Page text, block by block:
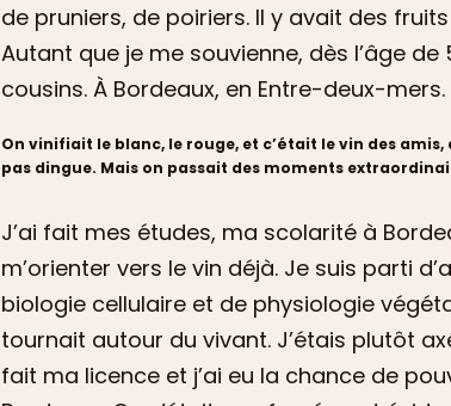
de pruniers, de poiriers. Il y avait des
Autant que je me souvienne, dès l’âge
cousins. À Bordeaux, en Entre-deux-
On vinifiait le blanc, le rouge, et c’était le vin des
pas dingue. Mais on passait des moments
J’ai fait mes études, ma scolarité à
m’orienter vers le vin déjà. Je suis parti
biologie cellulaire et de physiologie
tournait autour du vivant. J’étais plutôt
fait ma licence et j’ai eu la chance de